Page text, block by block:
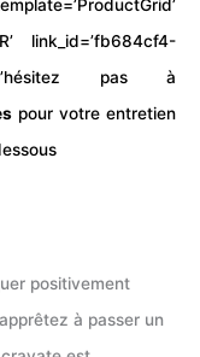
link_id=’fb684cf4-
pas à
pour votre entretien
positivement
à passer un